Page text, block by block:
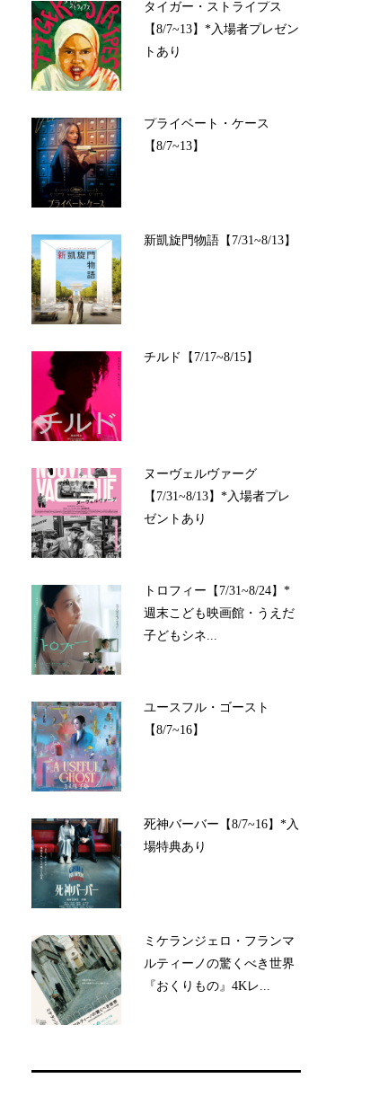
タイガー・ストライプス
【8/7~13】*入場者プレゼン
トあり
プライベート・ケース
【8/7~13】
新凱旋門物語【7/31~8/13】
チルド【7/17~8/15】
ヌーヴェルヴァーグ
【7/31~8/13】*入場者プレ
ゼントあり
トロフィー【7/31~8/24】*
週末こども映画館・うえだ
子どもシネ...
ユースフル・ゴースト
【8/7~16】
死神バーバー【8/7~16】*入
場特典あり
ミケランジェロ・フランマ
ルティーノの驚くべき世界
『おくりもの』4Kレ...